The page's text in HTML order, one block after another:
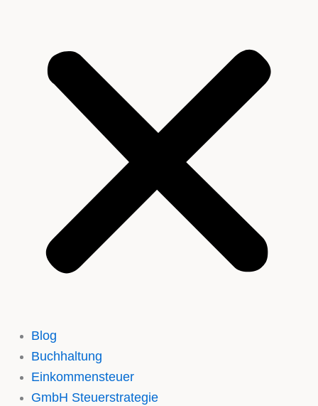
Blog
Buchhaltung
Einkommensteuer
GmbH Steuerstrategie